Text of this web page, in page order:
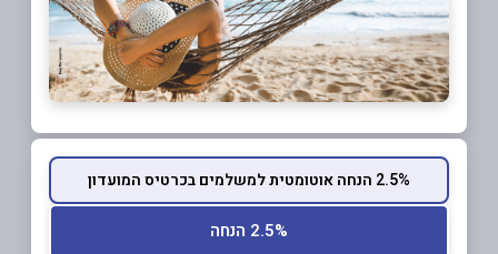
2.5% הנחה אוטומטית למשלמים בכרטיס המועדון
2.5% הנחה